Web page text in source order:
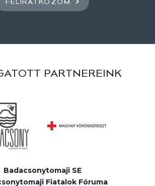
FELIRATKOZOM
PARTNEREINK
Badacsonytomaji SE
Fiatalok Fóruma